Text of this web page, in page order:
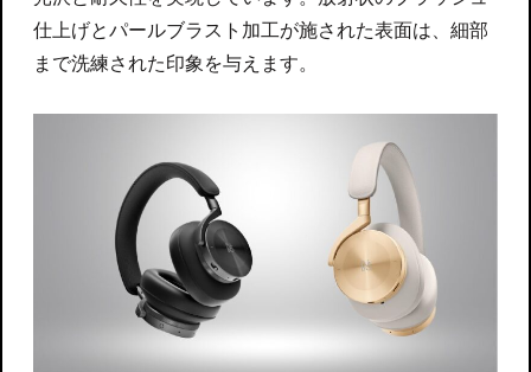
仕上げとパールブラスト加工が施された表面は、細部
まで洗練された印象を与えます。